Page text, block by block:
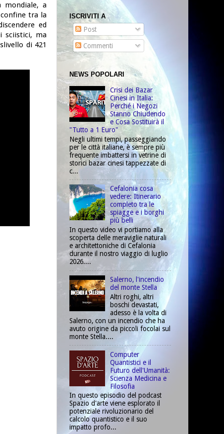
mondiale, a
tra la
ed
sciistici, ma
di 421
ISCRIVITI A
Post
Commenti
NEWS POPOLARI
Crisi dei Bazar
Cinesi in Italia:
Perché i Negozi
Stanno Chiudendo
e Cosa Sostituirà il
"Tutto a 1 Euro"
Negli ultimi tempi, passeggiando
per le città italiane, è sempre più
frequente imbattersi in vetrine di
storici bazar cinesi tappezzate di
c...
Cefalonia cosa
vedere: Itinerario
completo tra le
spiagge e i borghi
più belli
In questo video vi portiamo alla
scoperta delle meraviglie naturali
e architettoniche di Cefalonia
durante il nostro viaggio di luglio
2026....
Salerno, l'incendio
del monte Stella
Altri roghi, altri
boschi devastati,
adesso è la volta di
Salerno, con un incendio che ha
avuto origine da piccoli focolai sul
monte Stella....
Computer
Quantistici e il
Futuro dell'Umanità:
Scienza Medicina e
Filosofia
In questo episodio del podcast
Spazio d'arte viene esplorato il
potenziale rivoluzionario del
calcolo quantistico e il suo
impatto profo...